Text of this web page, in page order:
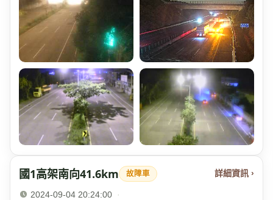
國1高架南向41.6km 故障車 詳細資訊 ›
2024-09-04 20:24:00
·